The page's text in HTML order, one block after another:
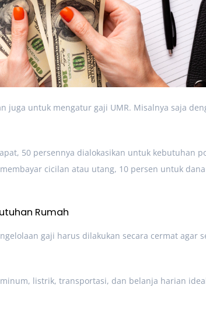
juga untuk mengatur gaji UMR. Misalnya saja
50 persennya dialokasikan untuk kebutuhan
cicilan atau utang, 10 persen untuk
Rumah
gaji harus dilakukan secara cermat agar
listrik, transportasi, dan belanja harian